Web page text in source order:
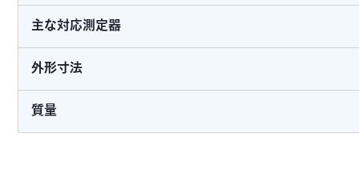
主な対応測定器
外形寸法
質量